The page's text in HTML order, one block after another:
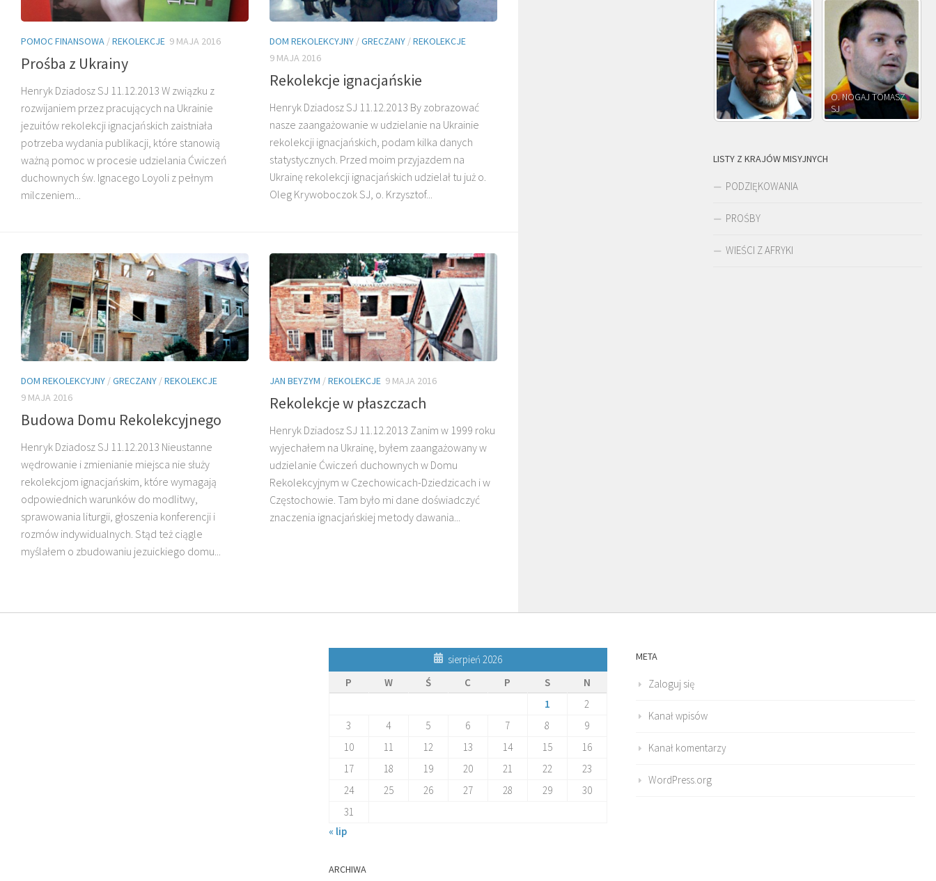
POMOC FINANSOWA /REKOLEKCJE 9 MAJA 2016
Prośba z Ukrainy
Henryk Dziadosz SJ 11.12.2013 W związku z
rozwijaniem przez pracujących na Ukrainie
jezuitów rekolekcji ignacjańskich zaistniała
potrzeba wydania publikacji, które stanowią
ważną pomoc w procesie udzielania Ćwiczeń
duchownych św. Ignacego Loyoli z pełnym
milczeniem...
DOM REKOLEKCYJNY /GRECZANY /REKOLEKCJE
9 MAJA 2016
Rekolekcje ignacjańskie
Henryk Dziadosz SJ 11.12.2013 By zobrazować
nasze zaangażowanie w udzielanie na Ukrainie
rekolekcji ignacjańskich, podam kilka danych
statystycznych. Przed moim przyjazdem na
Ukrainę rekolekcji ignacjańskich udzielał tu już o.
Oleg Krywoboczok SJ, o. Krzysztof...
DOM REKOLEKCYJNY /GRECZANY /REKOLEKCJE
9 MAJA 2016
Budowa Domu Rekolekcyjnego
Henryk Dziadosz SJ 11.12.2013 Nieustanne
wędrowanie i zmienianie miejsca nie służy
rekolekcjom ignacjańskim, które wymagają
odpowiednich warunków do modlitwy,
sprawowania liturgii, głoszenia konferencji i
rozmów indywidualnych. Stąd też ciągle
myślałem o zbudowaniu jezuickiego domu...
JAN BEYZYM /REKOLEKCJE 9 MAJA 2016
Rekolekcje w płaszczach
Henryk Dziadosz SJ 11.12.2013 Zanim w 1999 roku
wyjechałem na Ukrainę, byłem zaangażowany w
udzielanie Ćwiczeń duchownych w Domu
Rekolekcyjnym w Czechowicach-Dziedzicach i w
Częstochowie. Tam było mi dane doświadczyć
znaczenia ignacjańskiej metody dawania...
O. HENRYK
DZIADOSZ SJ
O. GERARD KARAS SJ
KASPERCZYK SJ
LEŚNIARA SJ
O. NOGAJ TOMASZ
O. JÓZEF OLEKSY SJ
O. JÓZEF
PAWŁOWSKI SJ
LISTY Z KRAJÓW MISYJNYCH
PODZIĘKOWANIA
PROŚBY
WIEŚCI Z AFRYKI
sierpień 2026
P
W Ś C P S
N
1
2
3
4 5 6 7 8
9
10
11 12 13 14 15
16
17
18 19 20 21 22
23
24
25 26 27 28 29
30
31
« lip
ARCHIWA
META
Zaloguj się
Kanał wpisów
Kanał komentarzy
WordPress.org